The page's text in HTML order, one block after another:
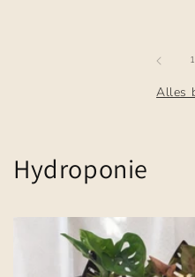
Alles
Hydroponie